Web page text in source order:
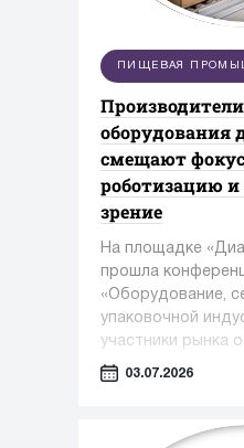
ПИЩЕВАЯ
оборудования
смещают
роботизацию
зрение
На площадке
прошла
«Оборудование,
упаковочной
участники рынка
от поставок
03.07.2026